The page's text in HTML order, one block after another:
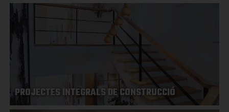
PROJECTES INTEGRALS DE CONSTRUCCIÓ